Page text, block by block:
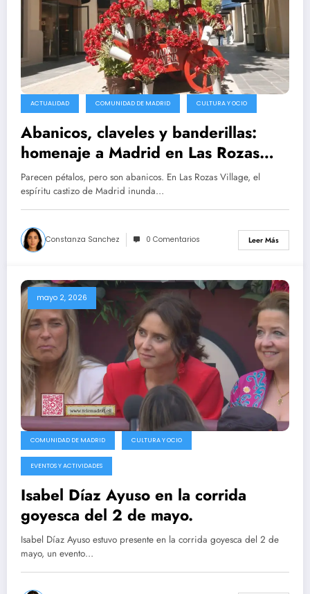
ACTUALIDAD COMUNIDAD DE MADRID CULTURA Y OCIO
Abanicos, claveles y banderillas:
homenaje a Madrid en Las Rozas
Village
Parecen pétalos, pero son abanicos. En Las Rozas Village, el
espíritu castizo de Madrid inunda…
Constanza Sanchez 0 Comentarios Leer Más
mayo 2, 2026
COMUNIDAD DE MADRID CULTURA Y OCIO
EVENTOS Y ACTIVIDADES
Isabel Díaz Ayuso en la corrida
goyesca del 2 de mayo.
Isabel Díaz Ayuso estuvo presente en la corrida goyesca del 2 de
mayo, un evento…